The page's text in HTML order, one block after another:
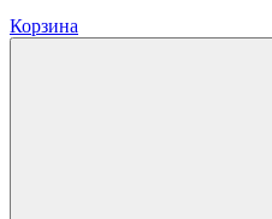
Корзина